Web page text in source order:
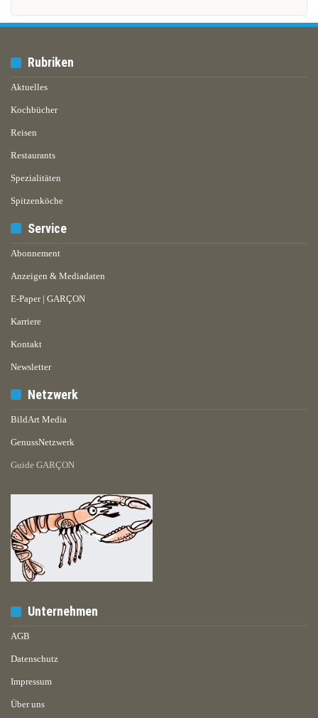
Rubriken
Aktuelles
Kochbücher
Reisen
Restaurants
Spezialitäten
Spitzenköche
Service
Abonnement
Anzeigen & Mediadaten
E-Paper | GARÇON
Karriere
Kontakt
Newsletter
Netzwerk
BildArt Media
GenussNetzwerk
Guide GARÇON
Unternehmen
AGB
Datenschutz
Impressum
Über uns